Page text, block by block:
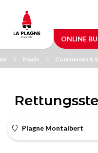
main
content
ONLINE
Praxis Commerces &
Plagne Montalbert